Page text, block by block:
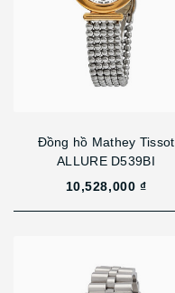
Đồng hồ Mathey Tissot
ALLURE D539BI
10,528,000 ₫